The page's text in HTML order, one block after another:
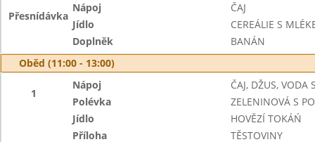
Přesnídávka
Nápoj
ČAJ
Jídlo
CEREÁLIE S
Doplněk
BANÁN
Oběd (11:00 - 13:00)
1
Nápoj
ČAJ, DŽUS, VODA
Polévka
ZELENINOVÁ S
Jídlo
HOVĚZÍ TOKÁŃ
Příloha
TĚSTOVINY